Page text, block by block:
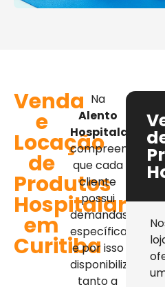
Venda
e
Locação
de
Produtos
Hospitalares
em
Curitiba
Na
Alento
Hospitalar
compreendemos
que cada
cliente
possui
demandas
específicas,
e por isso
disponibilizamos
tanto a